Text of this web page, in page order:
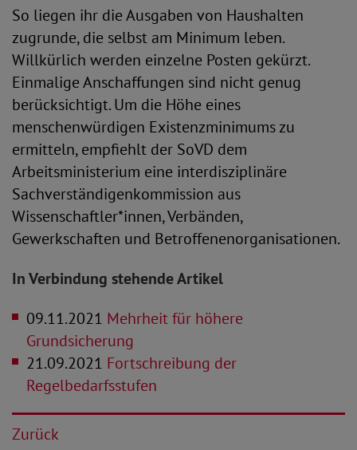
So liegen ihr die Ausgaben von Haushalten
zugrunde, die selbst am Minimum leben.
Willkürlich werden einzelne Posten gekürzt.
Einmalige Anschaffungen sind nicht genug
berücksichtigt. Um die Höhe eines
menschenwürdigen Existenzminimums zu
ermitteln, empfiehlt der SoVD dem
Arbeitsministerium eine interdisziplinäre
Sachverständigenkommission aus
Wissenschaftler*innen, Verbänden,
Gewerkschaften und Betroffenenorganisationen.
In Verbindung stehende Artikel
09.11.2021 Mehrheit für höhere
Grundsicherung
21.09.2021 Fortschreibung der
Regelbedarfsstufen
Zurück